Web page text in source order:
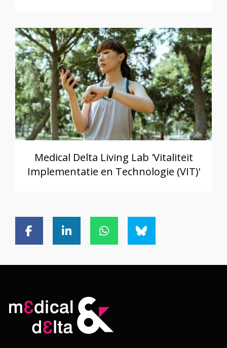
Medical Delta Living Lab 'Vitaliteit
Implementatie en Technologie (VIT)'